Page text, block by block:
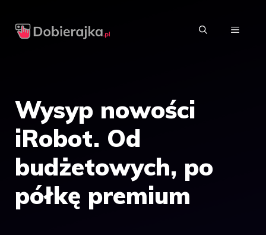
MENU
Wysyp nowości
iRobot. Od
budżetowych, po
półkę premium